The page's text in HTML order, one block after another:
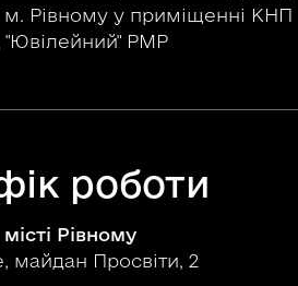
Рівному у приміщенні КНП
РМР
роботи
Рівному
майдан Просвіти, 2